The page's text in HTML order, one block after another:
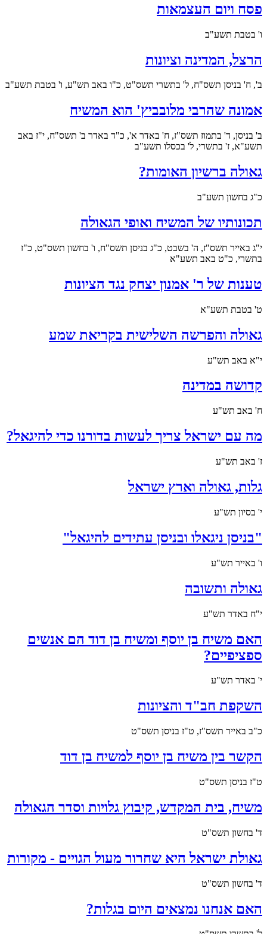
פסח ויום העצמאות
ו' בטבת תשע"ב
הרצל, המדינה וציונות
ב', ח' בניסן תשס"ח, ל' בתשרי תשס"ט, כ"ו באב תש"ע, ו' בטבת תשע"ב
אמונה שהרבי מלובביץ' הוא המשיח
ב' בניסן, ד' בתמוז תשס"ז, ח' באדר א', כ"ד באדר ב' תשס"ח, י"ז באב
תשע"א, ז' בתשרי, ל' בכסלו תשע"ב
גאולה ברשיון האומות?
כ"ג בחשון תשע"ב
תכונותיו של המשיח ואופי הגאולה
י"ג באייר תשס"ז, ה' בשבט, כ"ג בניסן תשס"ח, ו' בחשון תשס"ט, כ"ז
בתשרי, כ"ט באב תשע"א
טענות של ר' אמנון יצחק נגד הציונות
ט' בטבת תשע"א
גאולה והפרשה השלישית בקריאת שמע
י"א באב תש"ע
קדושה במדינה
ח' באב תש"ע
מה עם ישראל צריך לעשות בדורנו כדי להיגאל?
ז' באב תש"ע
גלות, גאולה וארץ ישראל
י' בסיון תש"ע
"בניסן ניגאלו ובניסן עתידים להיגאל"
ו' באייר תש"ע
גאולה ותשובה
י"ח באדר תש"ע
האם משיח בן יוסף ומשיח בן דוד הם אנשים
ספציפיים?
י' באדר תש"ע
השקפת חב"ד והציונות
כ"ב באייר תשס"ז, ט"ז בניסן תשס"ט
הקשר בין משיח בן יוסף למשיח בן דוד
ט"ז בניסן תשס"ט
משיח, בית המקדש, קיבוץ גלויות וסדר הגאולה
ד' בחשון תשס"ט
גאולת ישראל היא שחרור מעול הגויים - מקורות
ד' בחשון תשס"ט
האם אנחנו נמצאים היום בגלות?